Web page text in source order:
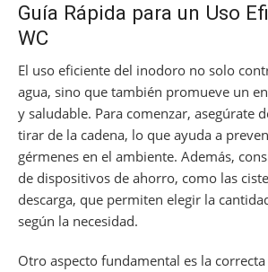
Guía Rápida para un Uso
WC
El uso eficiente del inodoro no solo
agua, sino que también promueve un
y saludable. Para comenzar, asegúrate
tirar de la cadena, lo que ayuda a
gérmenes en el ambiente. Además,
de dispositivos de ahorro, como las
descarga, que permiten elegir la
según la necesidad.
Otro aspecto fundamental es la